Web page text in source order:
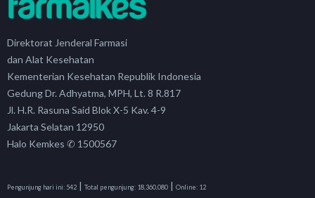
Direktorat Jenderal Farmasi
dan Alat Kesehatan
Kementerian Kesehatan Republik Indonesia
Gedung Dr. Adhyatma, MPH, Lt. 8 R.817
Jl. H.R. Rasuna Said Blok X-5 Kav. 4-9
Jakarta Selatan 12950
Halo Kemkes ✆ 1500567
Pengunjung hari ini: 542 | Total pengunjung: 18,360,080 | Online: 12